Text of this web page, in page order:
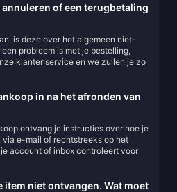
of een terugbetaling
is deze over het algemeen niet-
probleem is met je bestelling,
klantenservice en we zullen je zo
in na het afronden van
ontvang je instructies over hoe je
e-mail of rechtstreeks op het
account of inbox controleert voor
item niet ontvangen. Wat moet